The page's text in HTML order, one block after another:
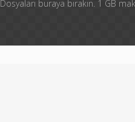
Dosyaları buraya bırakın. 1 GB